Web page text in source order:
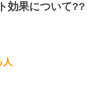
効果について??
人